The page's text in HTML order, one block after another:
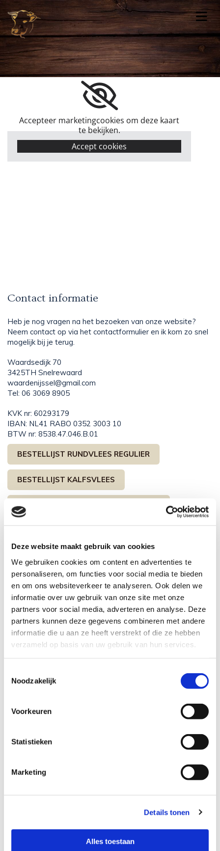
Deze website maakt gebruik van cookies
We gebruiken cookies om content en advertenties te
personaliseren, om functies voor social media te bieden
en om ons websiteverkeer te analyseren. Ook delen we
informatie over uw gebruik van onze site met onze
partners voor social media, adverteren en analyse. Deze
partners kunnen deze gegevens combineren met andere
informatie die u aan ze heeft verstrekt of die ze hebben
verzameld op basis van uw gebruik van hun services.
Noodzakelijk
Voorkeuren
Statistieken
Marketing
Details tonen
Alles toestaan
Accepteer marketingcookies om deze kaart
te bekijken.
Accept cookies
Contact informatie
Heb je nog vragen na het bezoeken van onze website?
Neem contact op via het contactformulier en ik kom zo snel
mogelijk bij je terug.
Waardsedijk 70
3425TH Snelrewaard
waardenijssel@gmail.com
Tel: 06 3069 8905
KVK nr: 60293179
IBAN: NL41 RABO 0352 3003 10
BTW nr: 8538.47.046.B.01
BESTELLIJST RUNDVLEES REGULIER
BESTELLIJST KALFSVLEES
BESTELLIJST RUNDVLEES SPECIAAL
Contactformulier
Naam
E-mailadres
Telefoonnummer